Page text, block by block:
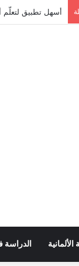
أسهل تطبيق لتعلّم أكثر من 160 ألف
الألمانية الدراسة